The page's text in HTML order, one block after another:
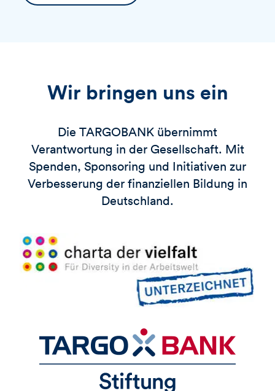
Wir bringen uns ein
Die TARGOBANK übernimmt
Verantwortung in der Gesellschaft. Mit
Spenden, Sponsoring und Initiativen zur
Verbesserung der finanziellen Bildung in
Deutschland.